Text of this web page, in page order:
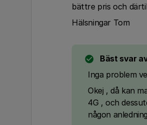
bättre pris och
Hälsningar Tom
Bäst svar
Inga problem
Okej , då kan
4G , och
någon